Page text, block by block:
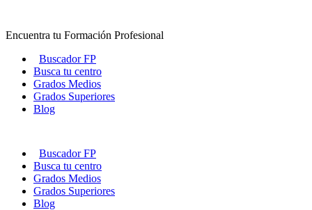
contenido
Encuentra tu Formación Profesional
Buscador FP
Busca tu centro
Grados Medios
Grados Superiores
Blog
Buscador FP
Busca tu centro
Grados Medios
Grados Superiores
Blog